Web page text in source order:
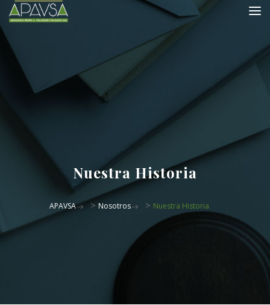
Nuestra Historia
APAVSA > Nosotros > Nuestra Historia